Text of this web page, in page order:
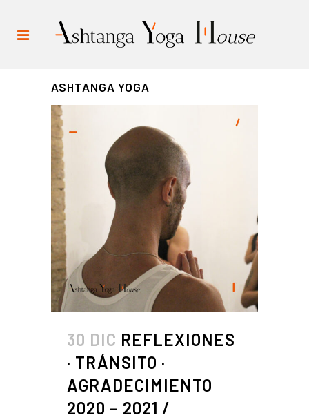
ASHTANGA YOGA
30 DIC REFLEXIONES
· TRÁNSITO ·
AGRADECIMIENTO
2020 – 2021 /